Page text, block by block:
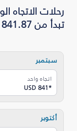
تبدأ من USD 841.87* - فلاي دبي
سبتمبر
اتجاه واحد
USD 841*
أكتوبر